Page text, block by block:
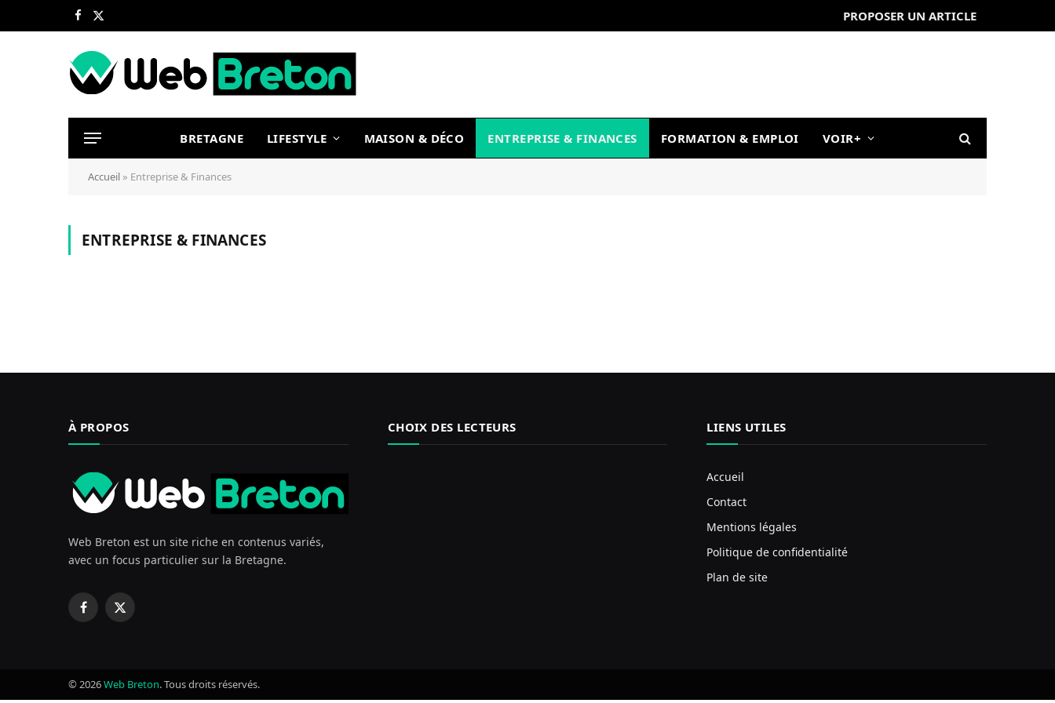
Facebook
X
PROPOSER UN ARTICLE
BRETAGNE LIFESTYLE MAISON & DÉCO ENTREPRISE & FINANCES FORMATION & EMPLOI VOIR+
Accueil » Entreprise & Finances
ENTREPRISE & FINANCES
À PROPOS
Web Breton est un site riche en contenus variés,
avec un focus particulier sur la Bretagne.
Facebook
X
CHOIX DES LECTEURS LIENS UTILES
Accueil
Contact
Mentions légales
Politique de confidentialité
Plan de site
© 2026Web Breton. Tous droits réservés.